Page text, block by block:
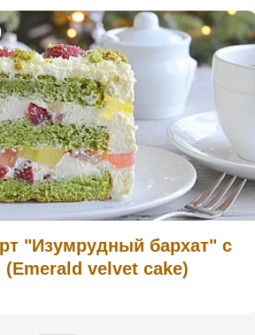
"Изумрудный бархат" с
velvet cake)